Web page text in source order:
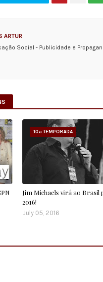
ARTUR
Social - Publicidade e
10ª TEMPORADA
Jim Michaels virá ao Brasil
2016!
July 05, 2016